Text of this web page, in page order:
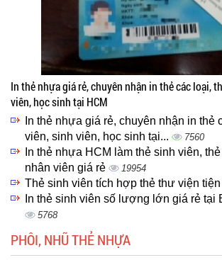
In thẻ nhựa giá rẻ, chuyên nhận in thẻ các loại,
viên, học sinh tại HCM
In thẻ nhựa giá rẻ, chuyên nhận in thẻ
viên, sinh viên, học sinh tại...
7560
In thẻ nhựa HCM làm thẻ sinh viên,
nhân viên giá rẻ
19954
Thẻ sinh viên tích hợp thẻ thư viện
In thẻ sinh viên số lượng lớn giá rẻ tại
5768
PHÔI, NHŨ THẺ NHỰA